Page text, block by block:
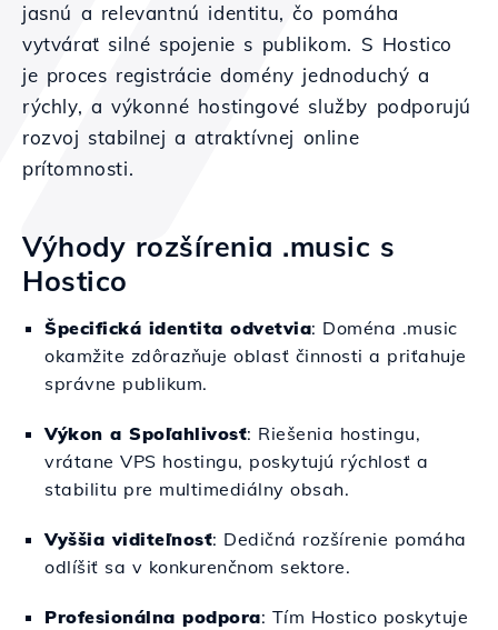
jasnú a relevantnú identitu, čo pomáha
vytvárať silné spojenie s publikom. S Hostico
je proces registrácie domény jednoduchý a
rýchly, a výkonné hostingové služby podporujú
rozvoj stabilnej a atraktívnej online
prítomnosti.
Výhody rozšírenia .music s
Hostico
Špecifická identita odvetvia: Doména .music
okamžite zdôrazňuje oblasť činnosti a priťahuje
správne publikum.
Výkon a Spoľahlivosť: Riešenia hostingu,
vrátane VPS hostingu, poskytujú rýchlosť a
stabilitu pre multimediálny obsah.
Vyššia viditeľnosť: Dedičná rozšírenie pomáha
odlíšiť sa v konkurenčnom sektore.
Profesionálna podpora: Tím Hostico poskytuje